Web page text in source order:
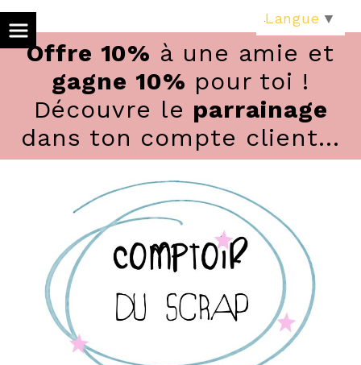
Offre 10% à une amie et
gagne 10% pour toi !
Découvre le parrainage
dans ton compte client...
Langue ▼